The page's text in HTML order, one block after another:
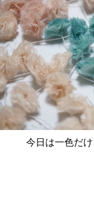
今日は一色だ